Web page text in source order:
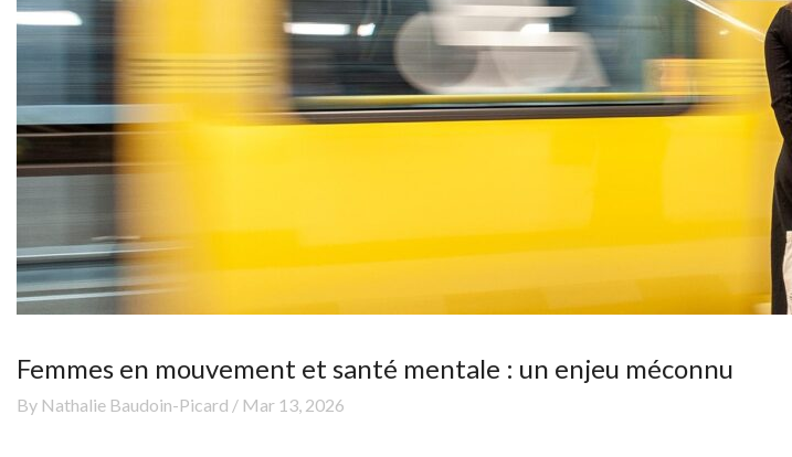
Femmes en mouvement et santé mentale : un enjeu méconnu
By Nathalie Baudoin-Picard / Mar 13, 2026